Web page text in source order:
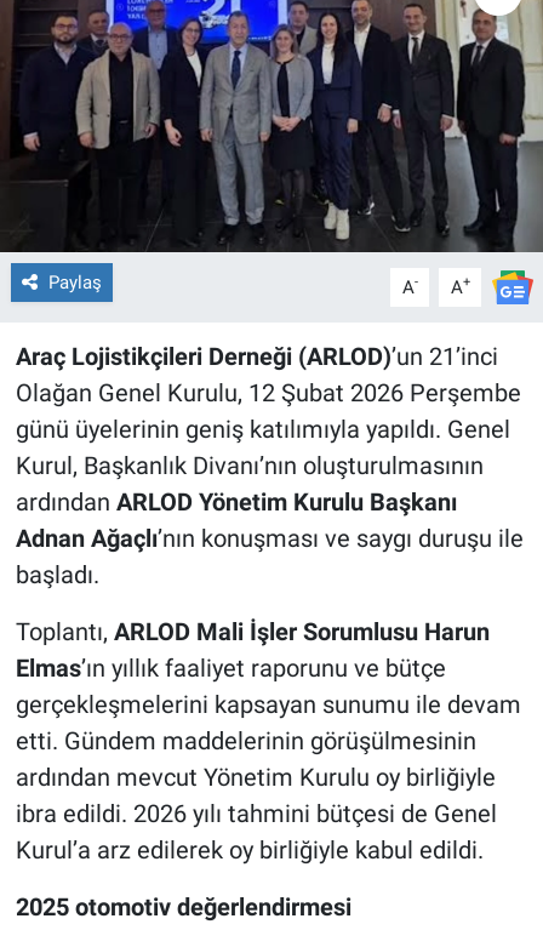
Paylaş A- A+
Araç Lojistikçileri Derneği (ARLOD)’un 21’inci
Olağan Genel Kurulu, 12 Şubat 2026 Perşembe
günü üyelerinin geniş katılımıyla yapıldı. Genel
Kurul, Başkanlık Divanı’nın oluşturulmasının
ardından ARLOD Yönetim Kurulu Başkanı
Adnan Ağaçlı’nın konuşması ve saygı duruşu ile
başladı.
Toplantı, ARLOD Mali İşler Sorumlusu Harun
Elmas’ın yıllık faaliyet raporunu ve bütçe
gerçekleşmelerini kapsayan sunumu ile devam
etti. Gündem maddelerinin görüşülmesinin
ardından mevcut Yönetim Kurulu oy birliğiyle
ibra edildi. 2026 yılı tahmini bütçesi de Genel
Kurul’a arz edilerek oy birliğiyle kabul edildi.
2025 otomotiv değerlendirmesi